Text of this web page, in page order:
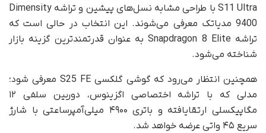
S11 Ultra با طراحی مشابه نسل‌های پیشین و تراشه Dimensity
9400 مدیاتک معرفی می‌شوند. این انتخاب در حالی است که
تراشه Snapdragon 8 Elite به‌ عنوان قدرتمندترین گزینه بازار
شناخته می‌شود.
همچنین انتظار می‌رود که گوشی گلکسی S25 FE معرفی شود؛
مدلی که با تراشه اختصاصی اگزینوس، دوربین سلفی ۱۲
مگاپیکسلی ارتقایافته و باتری ۴۹۰۰ میلی‌آمپرساعتی با شارژ
سریع ۴۵ واتی عرضه خواهد شد.